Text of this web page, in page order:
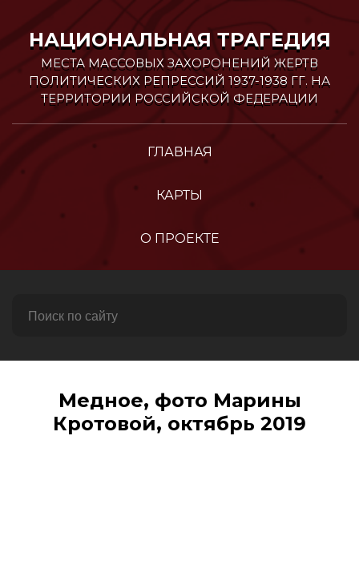
содержимому
НАЦИОНАЛЬНАЯ ТРАГЕДИЯ
МЕСТА МАССОВЫХ ЗАХОРОНЕНИЙ ЖЕРТВ
ПОЛИТИЧЕСКИХ РЕПРЕССИЙ 1937-1938 ГГ. НА
ТЕРРИТОРИИ РОССИЙСКОЙ ФЕДЕРАЦИИ
ГЛАВНАЯ
КАРТЫ
О ПРОЕКТЕ
Медное, фото Марины
Кротовой, октябрь 2019